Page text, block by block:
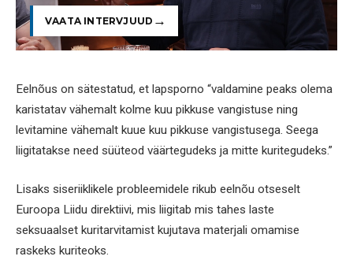
VAATA INTERVJUUD
Eelnõus on sätestatud, et lapsporno “valdamine peaks olema
karistatav vähemalt kolme kuu pikkuse vangistuse ning
levitamine vähemalt kuue kuu pikkuse vangistusega. Seega
liigitatakse need süüteod väärtegudeks ja mitte kuritegudeks.”
Lisaks siseriiklikele probleemidele rikub eelnõu otseselt
Euroopa Liidu direktiivi, mis liigitab mis tahes laste
seksuaalset kuritarvitamist kujutava materjali omamise
raskeks kuriteoks.